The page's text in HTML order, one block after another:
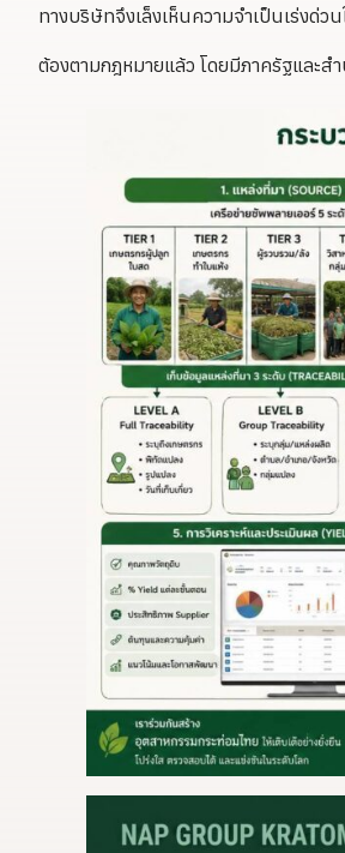
ทางบริษัทจึงเล็งเห็นความจำเป็นเร่งด่
ต้องตามกฎหมายแล้ว โดยมีภาครัฐและส